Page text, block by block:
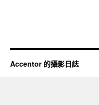
Accentor 的攝影日誌